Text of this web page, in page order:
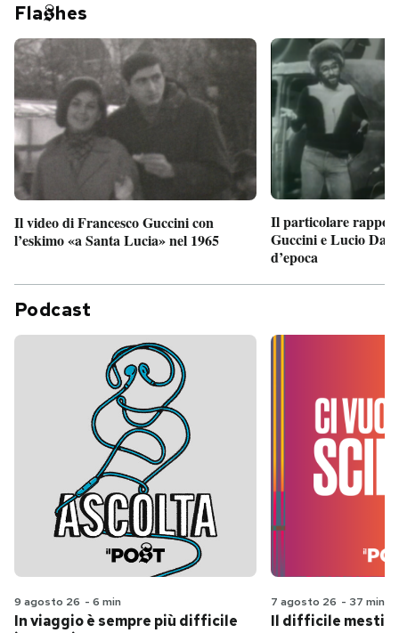
Fla hes
Il video di Francesco Guccini con
l’eskimo «a Santa Lucia» nel 1965
Il particolare
Guccini e Lucio
d’epoca
Podcast
9 agosto 26 - 6 min
In viaggio è sempre più difficile
7 agosto 26 - 37 min
Il difficile